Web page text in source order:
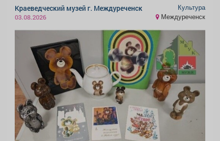
Краеведческий музей г. Междуреченск
03.08.2026
Культура
Междуреченск